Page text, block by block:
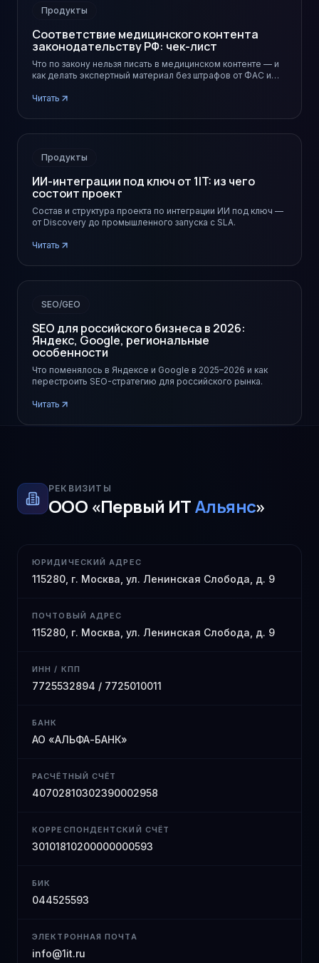
Продукты
Соответствие медицинского контента
законодательству РФ: чек-лист
Что по закону нельзя писать в медицинском контенте — и
как делать экспертный материал без штрафов от ФАС и
Читать
Продукты
ИИ-интеграции под ключ от 1IT: из чего
состоит проект
Состав и структура проекта по интеграции ИИ под ключ —
от Discovery до промышленного запуска с SLA.
Читать
SEO/GEO
SEO для российского бизнеса в 2026:
Яндекс, Google, региональные
особенности
Что поменялось в Яндексе и Google в 2025–2026 и как
перестроить SEO-стратегию для российского рынка.
Читать
РЕКВИЗИТЫ
ООО «Первый ИТАльянс»
ЮРИДИЧЕСКИЙ АДРЕС
115280, г. Москва, ул. Ленинская Слобода, д. 9
ПОЧТОВЫЙ АДРЕС
115280, г. Москва, ул. Ленинская Слобода, д. 9
ИНН / КПП
7725532894 / 7725010011
БАНК
АО «АЛЬФА-БАНК»
РАСЧЁТНЫЙ СЧЁТ
40702810302390002958
КОРРЕСПОНДЕНТСКИЙ СЧЁТ
30101810200000000593
БИК
044525593
ЭЛЕКТРОННАЯ ПОЧТА
info@1it.ru